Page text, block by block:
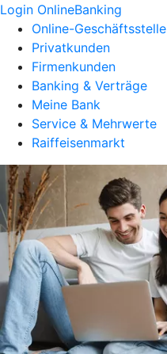
Login OnlineBanking
Online-Geschäftsstelle
Privatkunden
Firmenkunden
Banking & Verträge
Meine Bank
Service & Mehrwerte
Raiffeisenmarkt